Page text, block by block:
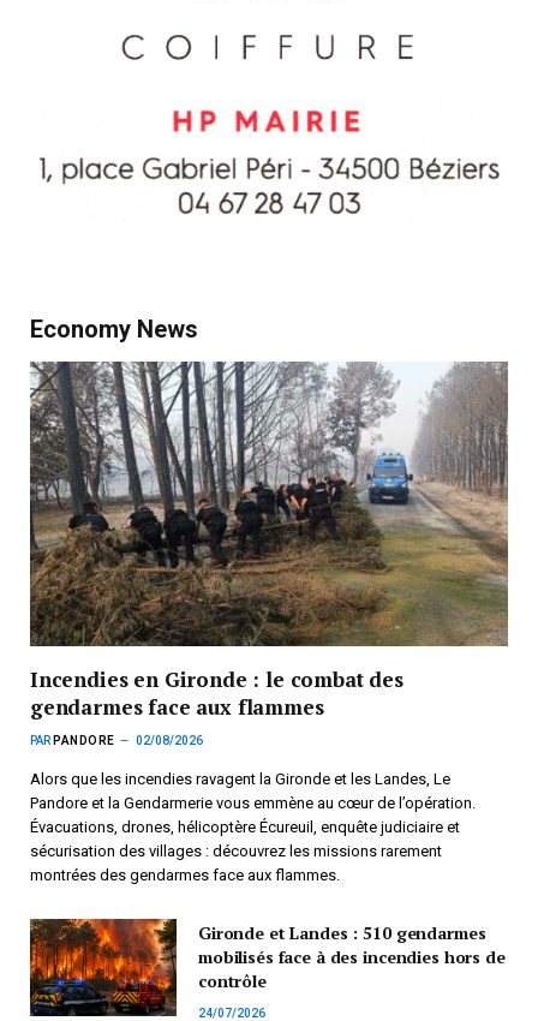
Economy News
Incendies en Gironde : le combat des
gendarmes face aux flammes
PAR PANDORE 02/08/2026
Alors que les incendies ravagent la Gironde et les Landes, Le
Pandore et la Gendarmerie vous emmène au cœur de l’opération.
Évacuations, drones, hélicoptère Écureuil, enquête judiciaire et
sécurisation des villages : découvrez les missions rarement
montrées des gendarmes face aux flammes.
Gironde et Landes : 510 gendarmes
mobilisés face à des incendies hors de
contrôle
24/07/2026